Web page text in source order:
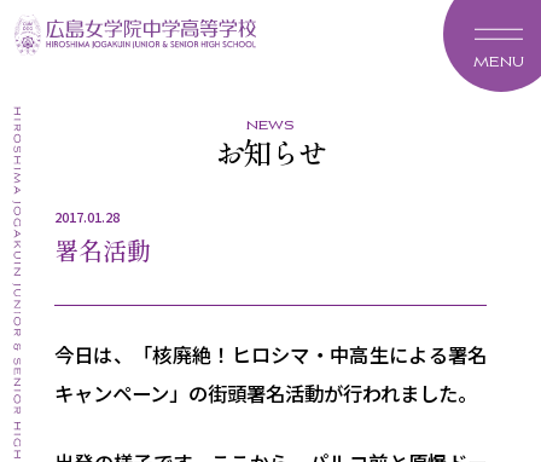
MENU
news
お知らせ
2017.01.28
署名活動
今日は、「核廃絶！ヒロシマ・中高生による署名
キャンペーン」の街頭署名活動が行われました。